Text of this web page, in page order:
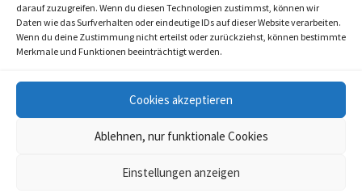
darauf zuzugreifen. Wenn du diesen Technologien zustimmst, können wir
Daten wie das Surfverhalten oder eindeutige IDs auf dieser Website verarbeiten.
Wenn du deine Zustimmung nicht erteilst oder zurückziehst, können bestimmte
Merkmale und Funktionen beeinträchtigt werden.
Cookies akzeptieren
Ablehnen, nur funktionale Cookies
Einstellungen anzeigen
© 2006-2020 LAPPmedien+events
kulturfeder.de –